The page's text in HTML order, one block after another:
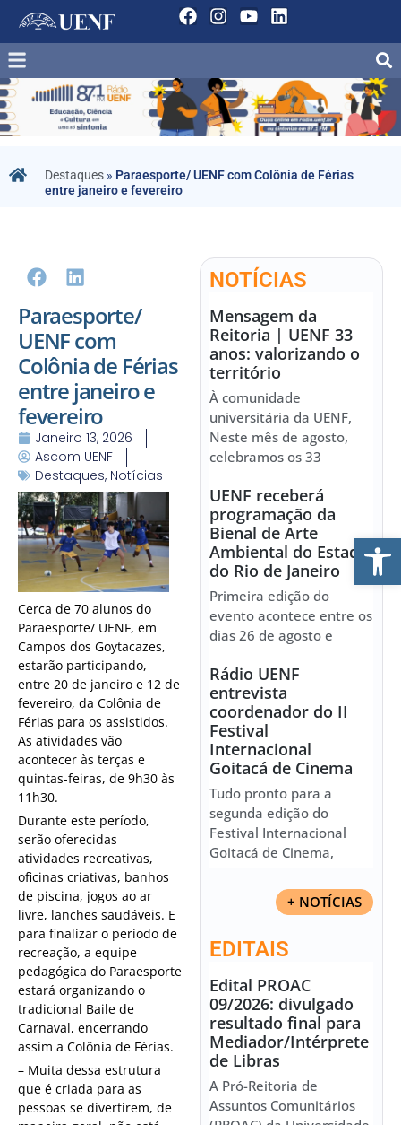
Destaques » Paraesporte/ UENF com Colônia de Férias
entre janeiro e fevereiro
Paraesporte/
UENF com
Colônia de Férias
entre janeiro e
fevereiro
Janeiro 13, 2026
Ascom UENF
Destaques, Notícias
Cerca de 70 alunos do
Paraesporte/ UENF, em
Campos dos Goytacazes,
estarão participando,
entre 20 de janeiro e 12 de
fevereiro, da Colônia de
Férias para os assistidos.
As atividades vão
acontecer às terças e
quintas-feiras, de 9h30 às
11h30.
Durante este período,
serão oferecidas
atividades recreativas,
oficinas criativas, banhos
de piscina, jogos ao ar
livre, lanches saudáveis. E
para finalizar o período de
recreação, a equipe
pedagógica do Paraesporte
estará organizando o
tradicional Baile de
Carnaval, encerrando
assim a Colônia de Férias.
– Muita dessa estrutura
que é criada para as
pessoas se divertirem, de
NOTÍCIAS
Mensagem da
Reitoria | UENF 33
anos: valorizando o
território
À comunidade
universitária da UENF,
Neste mês de agosto,
celebramos os 33
UENF receberá
programação da
Bienal de Arte
Ambiental do Estado
do Rio de Janeiro
Primeira edição do
evento acontece entre os
dias 26 de agosto e
Rádio UENF
entrevista
coordenador do II
Festival
Internacional
Goitacá de Cinema
Tudo pronto para a
segunda edição do
Festival Internacional
Goitacá de Cinema,
+ NOTÍCIAS
EDITAIS
Edital PROAC
09/2026: divulgado
resultado final para
Mediador/Intérprete
de Libras
A Pró-Reitoria de
Assuntos Comunitários